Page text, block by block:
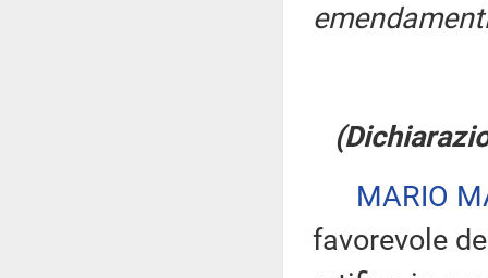
MARIO
favorevole